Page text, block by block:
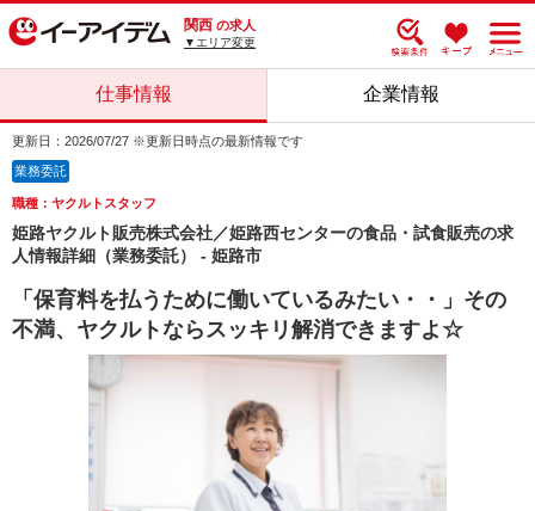
関西 の求人
▼エリア変更
仕事情報 企業情報
更新日：2026/07/27 ※更新日時点の最新情報です
業務委託
職種：ヤクルトスタッフ
姫路ヤクルト販売株式会社／姫路西センターの食品・試食販売の求
人情報詳細（業務委託） - 姫路市
「保育料を払うために働いているみたい・・」その
不満、ヤクルトならスッキリ解消できますよ☆